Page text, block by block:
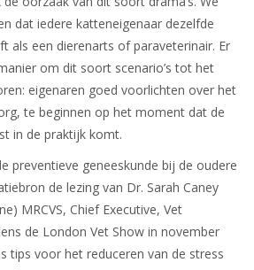
dat iedere katteneigenaar dezelfde
als een dierenarts of paraveterinair. Er
om dit soort scenario’s tot het
eigenaren goed voorlichten over het
te beginnen op het moment dat de
in de praktijk komt.
preventieve geneeskunde bij de oudere
de lezing van Dr. Sarah Caney
MRCVS, Chief Executive, Vet
de London Vet Show in november
tips voor het reduceren van de stress